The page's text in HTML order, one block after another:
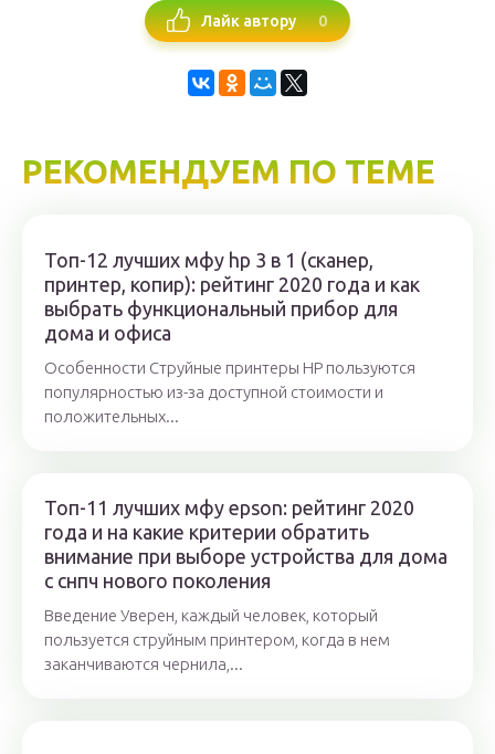
Лайк автору 0
РЕКОМЕНДУЕМ ПО ТЕМЕ
Топ-12 лучших мфу hp 3 в 1 (сканер,
принтер, копир): рейтинг 2020 года и как
выбрать функциональный прибор для
дома и офиса
Особенности Струйные принтеры HP пользуются
популярностью из-за доступной стоимости и
положительных...
Топ-11 лучших мфу epson: рейтинг 2020
года и на какие критерии обратить
внимание при выборе устройства для дома
с снпч нового поколения
Введение Уверен, каждый человек, который
пользуется струйным принтером, когда в нем
заканчиваются чернила,...